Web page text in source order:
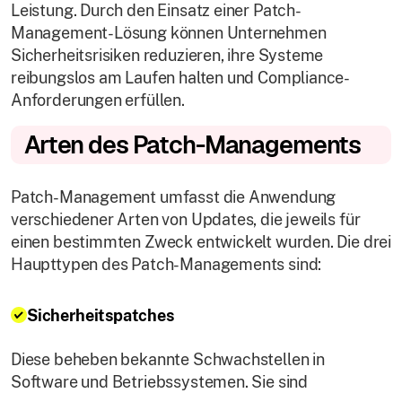
Leistung. Durch den Einsatz einer Patch-
Management-Lösung können Unternehmen
Sicherheitsrisiken reduzieren, ihre Systeme
reibungslos am Laufen halten und Compliance-
Anforderungen erfüllen.
Arten des Patch-Managements
Patch-Management umfasst die Anwendung
verschiedener Arten von Updates, die jeweils für
einen bestimmten Zweck entwickelt wurden. Die drei
Haupttypen des Patch-Managements sind:
Sicherheitspatches
Diese beheben bekannte Schwachstellen in
Software und Betriebssystemen. Sie sind